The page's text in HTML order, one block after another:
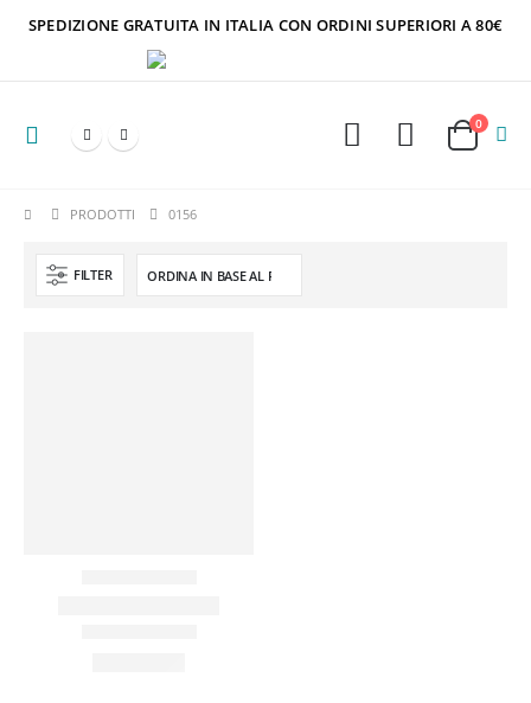
SPEDIZIONE GRATUITA IN ITALIA CON ORDINI SUPERIORI A 80€
0
PRODOTTI 0156
FILTER